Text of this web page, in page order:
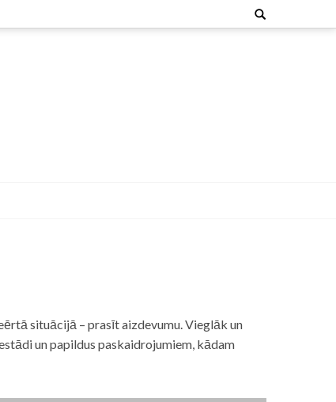
Search
for:
situācijā – prasīt aizdevumu. Vieglāk un
un papildus paskaidrojumiem, kādam